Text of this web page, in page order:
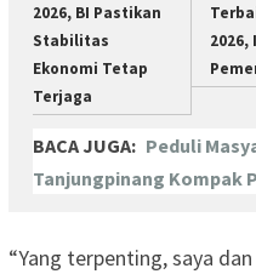
2026, BI Pastikan
Stabilitas
Ekonomi Tetap
Terjaga
BACA JUGA: Peduli
Tanjungpinang Kompak
“Yang terpenting, saya